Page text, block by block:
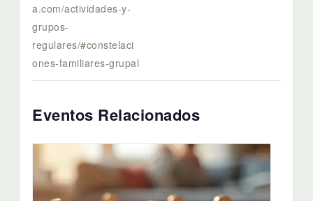
a.com/actividades-y-
grupos-
regulares/#constelaci
ones-familiares-grupal
Eventos Relacionados